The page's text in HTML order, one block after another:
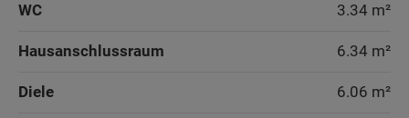
WC 3.34 m²
Hausanschlussraum 6.34 m²
Diele 6.06 m²